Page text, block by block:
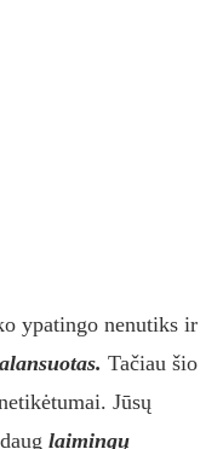
ypatingo nenutiks ir
Tačiau šio
Jūsų
laimingų